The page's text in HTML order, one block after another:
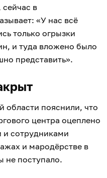
сейчас в
«У нас всё
только огрызки
и туда вложено было
представить».
пояснили, что
центра оцеплено
и сотрудниками
и мародёрстве в
не поступало.